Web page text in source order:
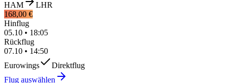
HAM
LHR
168,00 €
Hinflug
05.10 • 18:05
Rückflug
07.10 • 14:50
Eurowings
Direktflug
Flug auswählen